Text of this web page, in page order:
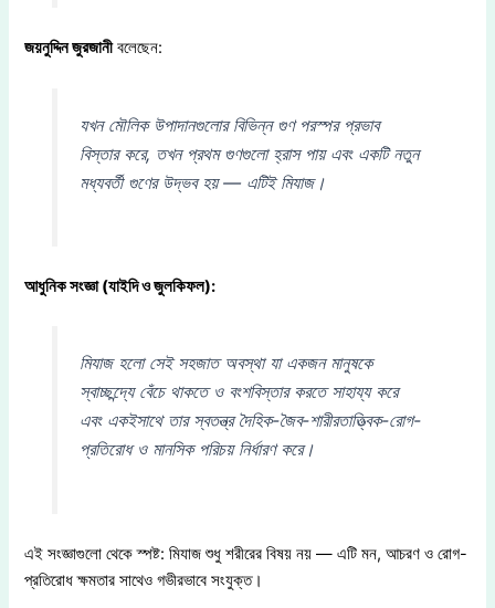
জয়নুদ্দিন জুরজানীবলেছেন:
যখন মৌলিক উপাদানগুলোর বিভিন্ন গুণ পরস্পর প্রভাব
বিস্তার করে, তখন প্রথম গুণগুলো হ্রাস পায় এবং একটি নতুন
মধ্যবর্তী গুণের উদ্ভব হয় — এটিই মিযাজ।
আধুনিক সংজ্ঞা (যাইদি ও জুলকিফল):
মিযাজ হলো সেই সহজাত অবস্থা যা একজন মানুষকে
স্বাচ্ছন্দ্যে বেঁচে থাকতে ও বংশবিস্তার করতে সাহায্য করে
এবং একইসাথে তার স্বতন্ত্র দৈহিক-জৈব-শারীরতাত্ত্বিক-রোগ-
প্রতিরোধ ও মানসিক পরিচয় নির্ধারণ করে।
এই সংজ্ঞাগুলো থেকে স্পষ্ট: মিযাজ শুধু শরীরের বিষয় নয় — এটি মন, আচরণ ও রোগ-
প্রতিরোধ ক্ষমতার সাথেও গভীরভাবে সংযুক্ত।